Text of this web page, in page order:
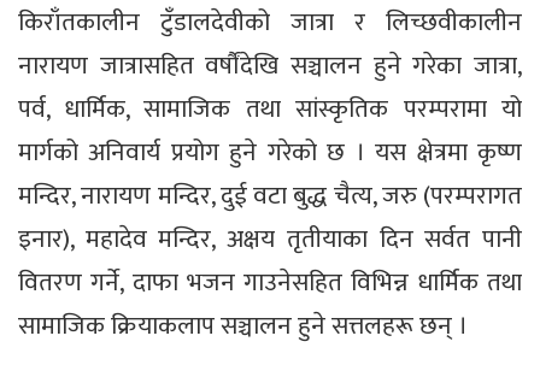
किराँतकालीन टुँडालदेवीको जात्रा र लिच्छवीकालीन
नारायण जात्रासहित वर्षौंदेखि सञ्चालन हुने गरेका जात्रा,
पर्व, धार्मिक, सामाजिक तथा सांस्कृतिक परम्परामा यो
मार्गको अनिवार्य प्रयोग हुने गरेको छ । यस क्षेत्रमा कृष्ण
मन्दिर, नारायण मन्दिर, दुई वटा बुद्ध चैत्य, जरु (परम्परागत
इनार), महादेव मन्दिर, अक्षय तृतीयाका दिन सर्वत पानी
वितरण गर्ने, दाफा भजन गाउनेसहित विभिन्न धार्मिक तथा
सामाजिक क्रियाकलाप सञ्चालन हुने सत्तलहरू छन् ।